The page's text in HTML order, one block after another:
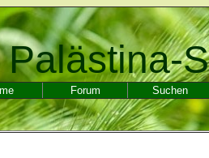
Palästina-
Forum Suchen